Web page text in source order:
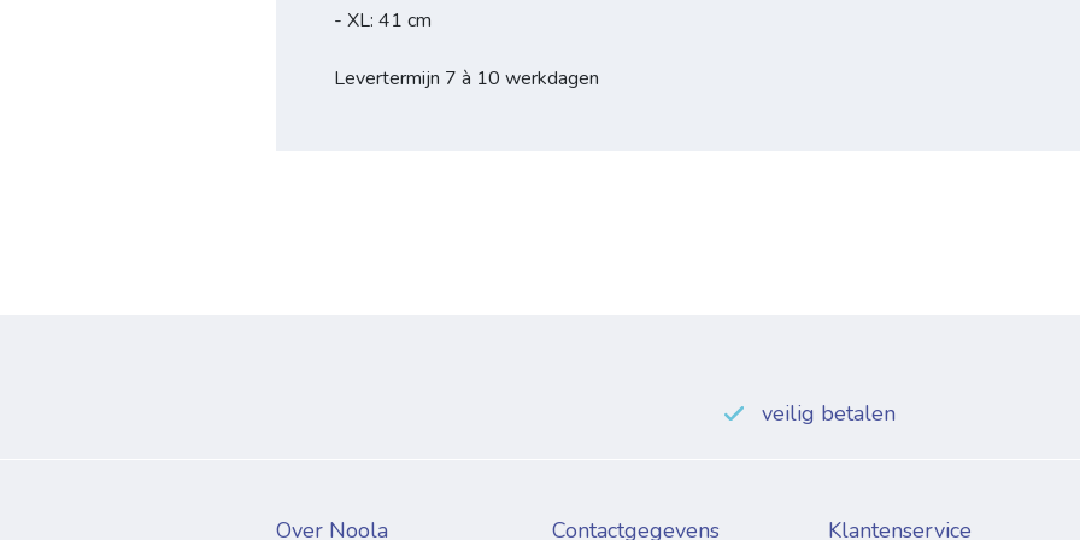
- XL: 41 cm
Levertermijn 7 à 10 werkdagen
veilig betalen
Over Noola Contactgegevens Klantenservice